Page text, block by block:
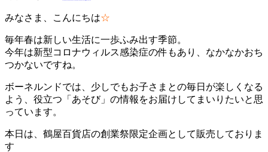
みなさま、こんにちは☆
毎年春は新しい生活に一歩ふみ出す季節。
今年は新型コロナウィルス感染症の件もあり、なかなかおち
つかないですね。
ボーネルンドでは、少しでもお子さまとの毎日が楽しくなる
よう、役立つ「あそび」の情報をお届けしてまいりたいと思
っています。
本日は、鶴屋百貨店の創業祭限定企画として販売しておりま
す